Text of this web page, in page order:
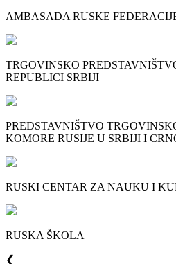
AMBASADA RUSKE
TRGOVINSKO
REPUBLICI SRBIJI
PREDSTAVNIŠTVO
KOMORE RUSIJE U SRBIJI I
RUSKI CENTAR ZA NAUKU I
RUSKA ŠKOLA
❮